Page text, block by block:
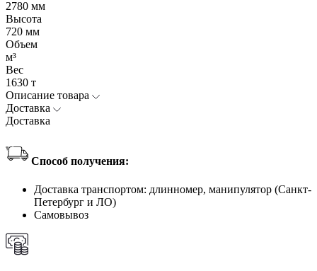
2780 мм
Высота
720 мм
Объем
м³
Вес
1630 т
Описание товара
Доставка
Доставка
Способ получения:
Доставка транспортом: длинномер, манипулятор (Санкт-
Петербург и ЛО)
Самовывоз